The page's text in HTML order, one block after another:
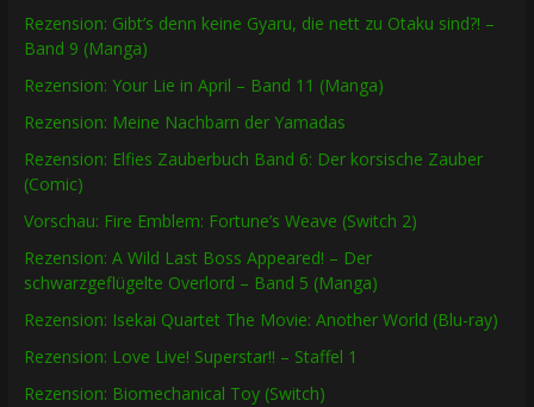
Rezension: Gibt’s denn keine Gyaru, die nett zu Otaku sind?! –
Band 9 (Manga)
Rezension: Your Lie in April – Band 11 (Manga)
Rezension: Meine Nachbarn der Yamadas
Rezension: Elfies Zauberbuch Band 6: Der korsische Zauber
(Comic)
Vorschau: Fire Emblem: Fortune’s Weave (Switch 2)
Rezension: A Wild Last Boss Appeared! – Der
schwarzgeflügelte Overlord – Band 5 (Manga)
Rezension: Isekai Quartet The Movie: Another World (Blu-ray)
Rezension: Love Live! Superstar!! – Staffel 1
Rezension: Biomechanical Toy (Switch)